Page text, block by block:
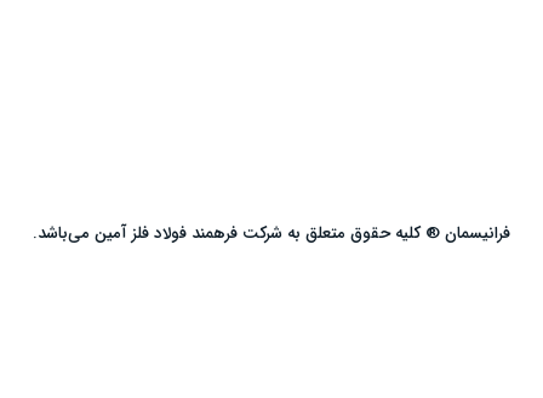
فرانیسمان ® کلیه حقوق متعلق به شرکت فرهمند فولاد فلز آمین می‌باشد.